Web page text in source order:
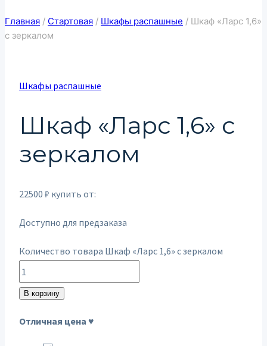
Главная / Стартовая / Шкафы распашные / Шкаф «Ларс 1,6»
с зеркалом
Шкафы распашные
Шкаф «Ларс 1,6» с
зеркалом
22500 ₽ купить от:
Доступно для предзаказа
Количество товара Шкаф «Ларс 1,6» с зеркалом
В корзину
Отличная цена ♥